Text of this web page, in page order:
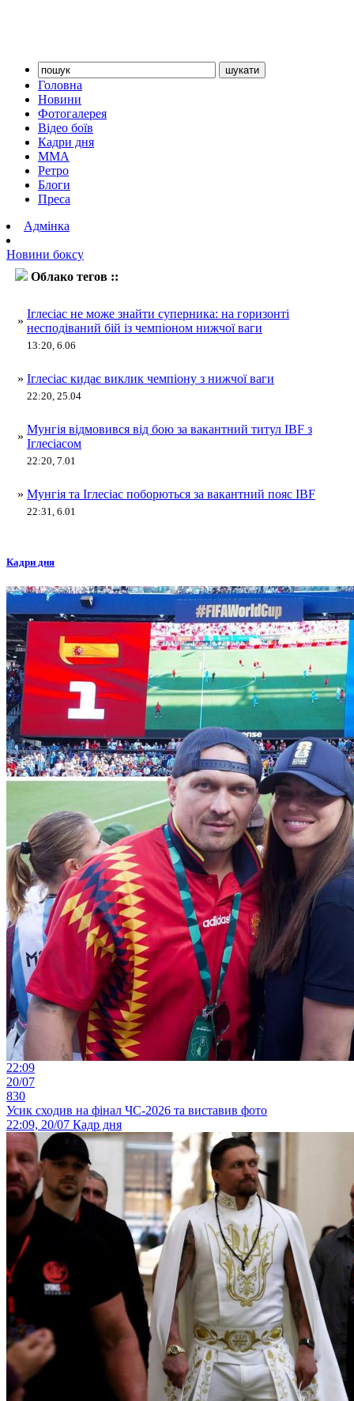
Головна
Новини
Фотогалерея
Відео боїв
Кадри дня
ММА
Ретро
Блоги
Преса
Адмінка
Новини боксу
Облако тегов ::
»
Іглесіас не може знайти суперника: на горизонті
несподіваний бій із чемпіоном нижчої ваги
13:20, 6.06
» Іглесіас кидає виклик чемпіону з нижчої ваги
22:20, 25.04
»
Мунгія відмовився від бою за вакантний титул IBF з
Іглесіасом
22:20, 7.01
» Мунгія та Іглесіас поборються за вакантний пояс IBF
22:31, 6.01
Кадри дня
22:09
20/07
830
Усик сходив на фінал ЧС-2026 та виставив фото
22:09, 20/07 Кадр дня